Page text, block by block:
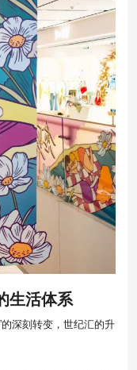
生活体系
的深刻转变，世纪汇的升